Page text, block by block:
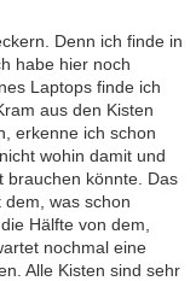
Denn ich finde in
habe hier noch
Laptops finde ich
aus den Kisten
erkenne ich schon
wohin damit und
brauchen könnte. Das
was schon
Hälfte von dem,
nochmal eine
Alle Kisten sind sehr